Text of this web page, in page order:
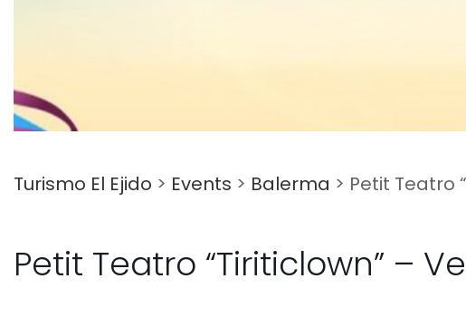
Turismo El Ejido > Events > Balerma > Petit Teatro
Petit Teatro “Tiriticlown” –